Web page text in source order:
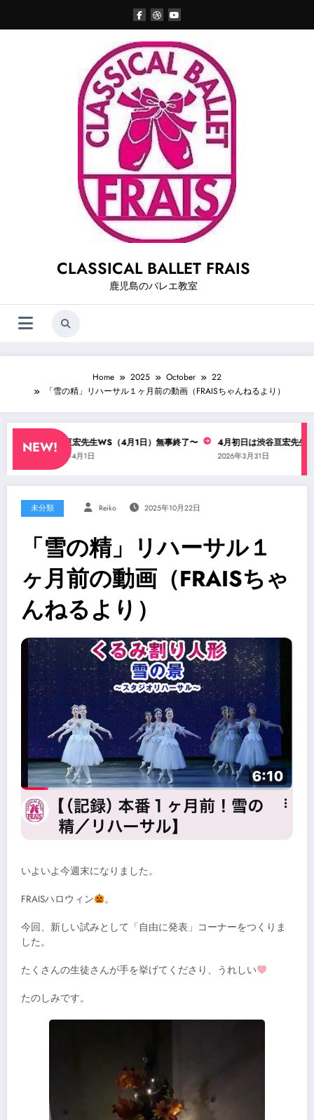
content
CLASSICAL BALLET FRAIS
鹿児島のバレエ教室
Home 2025 October
22
「雪の精」リハーサル１ヶ月前の動画（FRAISちゃんねるより）
NEW!
渋谷亘宏先生WS（4月1日）無事終了〜
2026年4月1日
4月初日は渋谷亘宏先生の
2026年3月31日
未分類 Reiko 2025年10月22日
「雪の精」リハーサル１
ヶ月前の動画（FRAISちゃ
んねるより）
いよいよ今週末になりました。
FRAISハロウィン 。
今回、新しい試みとして「自由に発表」コーナーをつくりま
した。
たくさんの生徒さんが手を挙げてくださり、うれしい
たのしみです。